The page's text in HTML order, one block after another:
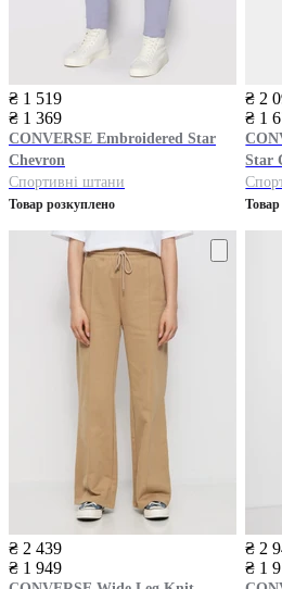
₴ 1 519
₴ 1 369
CONVERSE Embroidered Star
Chevron
Спортивні штани
Товар розкуплено
₴ 2
₴ 1
Star
₴ 2 439
₴ 1 949
₴ 2
₴ 1